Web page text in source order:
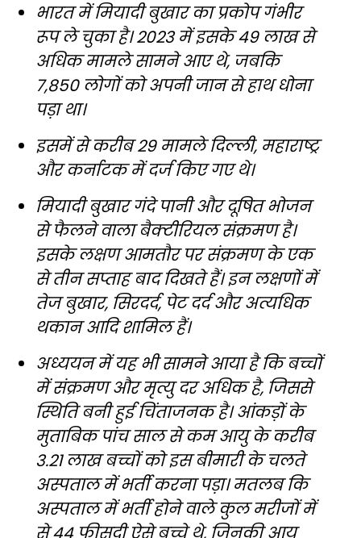
भारत में मियादी बुखार का प्रकोप गंभीर
रूप ले चुका है। 2023 में इसके 49 लाख से
अधिक मामले सामने आए थे, जबकि
7,850 लोगों को अपनी जान से हाथ धोना
पड़ा था।
इसमें से करीब 29 मामले दिल्ली, महाराष्ट्र
और कर्नाटक में दर्ज किए गए थे।
मियादी बुखार गंदे पानी और दूषित भोजन
से फैलने वाला बैक्टीरियल संक्रमण है।
इसके लक्षण आमतौर पर संक्रमण के एक
से तीन सप्ताह बाद दिखते हैं। इन लक्षणों में
तेज बुखार, सिरदर्द, पेट दर्द और अत्यधिक
थकान आदि शामिल हैं।
अध्ययन में यह भी सामने आया है कि बच्चों
में संक्रमण और मृत्यु दर अधिक है, जिससे
स्थिति बनी हुई चिंताजनक है। आंकड़ों के
मुताबिक पांच साल से कम आयु के करीब
3.21 लाख बच्चों को इस बीमारी के चलते
अस्पताल में भर्ती करना पड़ा। मतलब कि
अस्पताल में भर्ती होने वाले कुल मरीजों में
से 44 फीसदी ऐसे बच्चे थे, जिनकी आयु